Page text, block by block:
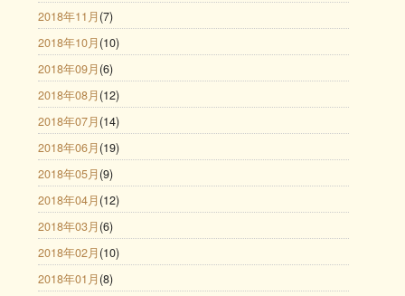
2018年11月 (7)
2018年10月 (10)
2018年09月 (6)
2018年08月 (12)
2018年07月 (14)
2018年06月 (19)
2018年05月 (9)
2018年04月 (12)
2018年03月 (6)
2018年02月 (10)
2018年01月 (8)